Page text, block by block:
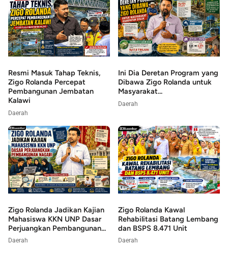
Resmi Masuk Tahap Teknis,
Zigo Rolanda Percepat
Pembangunan Jembatan
Kalawi
Daerah
Ini Dia Deretan Program yang
Dibawa Zigo Rolanda untuk
Masyarakat...
Daerah
Zigo Rolanda Jadikan Kajian
Mahasiswa KKN UNP Dasar
Perjuangkan Pembangunan...
Daerah
Zigo Rolanda Kawal
Rehabilitasi Batang Lembang
dan BSPS 8.471 Unit
Daerah